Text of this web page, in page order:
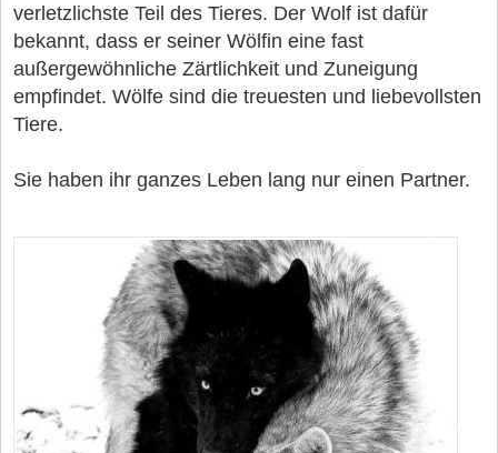
verletzlichste Teil des Tieres. Der Wolf ist dafür
bekannt, dass er seiner Wölfin eine fast
außergewöhnliche Zärtlichkeit und Zuneigung
empfindet. Wölfe sind die treuesten und liebevollsten
Tiere.
Sie haben ihr ganzes Leben lang nur einen Partner.